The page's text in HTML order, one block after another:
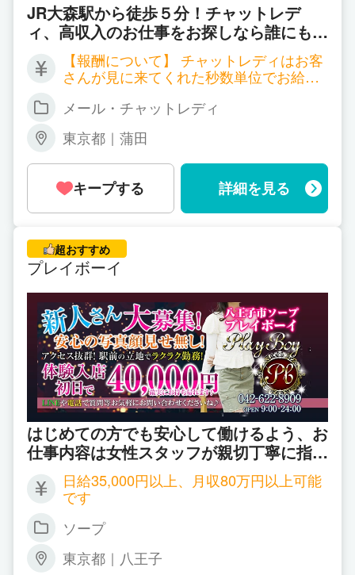
JR大森駅から徒歩５分！チャットレデ
ィ、高収入のお仕事をお探しなら誰にもバ
レずにはじめられる！ ルーム通勤/自宅ど
ちらも対応致します。高収入バイトで充実
のプライベート♪
【報酬について】 チャットレディはお客
さんが見に来てくれた秒数単位でお給料
に報酬も違ってくるのですが、以下一例
となります。 ▼双方向チャット 時給 2,
700円～7,200円 ▼ツーショットチャット
時給 2,700円～4,500円 ▼パーティーチ
ャット 時給 1,800円～（＊一人のお客
様と話する場合） 同時に会話するお客様
が増えれば増える程、時給ＵＰ！ 平均で
通にいらっしゃいます！ 詳しくはお気軽
にお問い合わせください。
メール・チャットレディ
東京都｜蒲田
キープする 詳細を見る
超おすすめ
プレイボーイ
はじめての方でも安心して働けるよう、お
仕事内容は女性スタッフが親切丁寧に指導
してくれます♪
日給35,000円以上、月収80万円以上可能
です
ソープ
東京都｜八王子